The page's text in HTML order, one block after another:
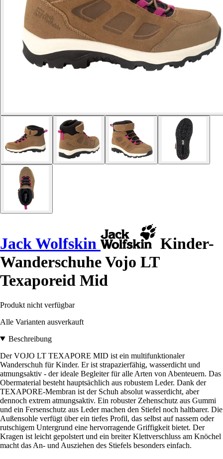
Jack Wolfskin
Kinder-
Wanderschuhe Vojo LT
Texaporeid Mid
Produkt nicht verfügbar
Alle Varianten ausverkauft
Beschreibung
Der VOJO LT TEXAPORE MID ist ein multifunktionaler
Wanderschuh für Kinder. Er ist strapazierfähig, wasserdicht und
atmungsaktiv - der ideale Begleiter für alle Arten von Abenteuern. Das
Obermaterial besteht hauptsächlich aus robustem Leder. Dank der
TEXAPORE-Membran ist der Schuh absolut wasserdicht, aber
dennoch extrem atmungsaktiv. Ein robuster Zehenschutz aus Gummi
und ein Fersenschutz aus Leder machen den Stiefel noch haltbarer. Die
Außensohle verfügt über ein tiefes Profil, das selbst auf nassem oder
rutschigem Untergrund eine hervorragende Griffigkeit bietet. Der
Kragen ist leicht gepolstert und ein breiter Klettverschluss am Knöchel
macht das An- und Ausziehen des Stiefels besonders einfach.